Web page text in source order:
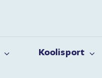
Koolisport